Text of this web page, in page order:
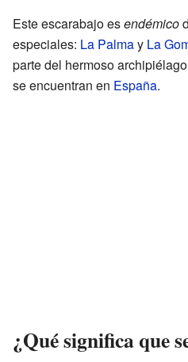
Este escarabajo esendémico
especiales: La Palmay La
parte del hermoso
se encuentran en España.
¿Qué significa que